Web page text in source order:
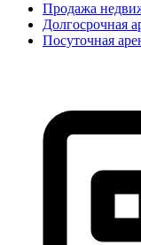
Продажа
Долгосрочная
Посуточная